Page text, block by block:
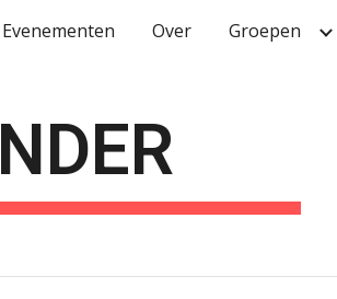
Skip to navigation
Evenementen Over Groepen